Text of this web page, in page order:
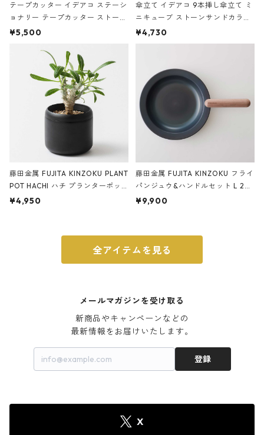
テープカッター イデアコ ステーシ
ョナリー テープカッター ストーン
サンドカラー 石調 ideaco Station
¥5,500
傘立て イデアコ 9本挿し傘立て ミ
ニキューブ ストーンサンドカラー
石調 ideaco Umbrella Stand CUB
E ストーンサンドブラック
¥4,730
藤田金属 FUJITA KINZOKU PLANT
POT HACHI ハチ プランターポッ
ト 3号 ブラック
¥4,950
藤田金属 FUJITA KINZOKU フライ
パンジュウ&ハンドルセット L 24c
m ガス火・IH対応 鉄フライパン
¥9,900
全アイテムを見る
メールマガジンを受け取る
新商品やキャンペーンなどの
最新情報をお届けいたします。
登録
X